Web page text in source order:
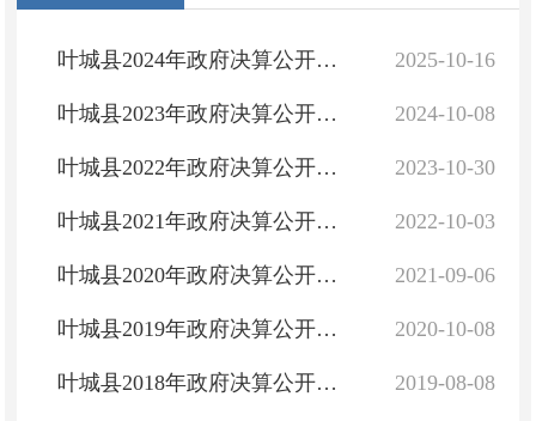
2025-10-16
叶城县2024年政府决算公开情况
2024-10-08
叶城县2023年政府决算公开情况
2023-10-30
叶城县2022年政府决算公开情况
2022-10-03
叶城县2021年政府决算公开情况
2021-09-06
叶城县2020年政府决算公开情况
2020-10-08
叶城县2019年政府决算公开情况
2019-08-08
叶城县2018年政府决算公开情况